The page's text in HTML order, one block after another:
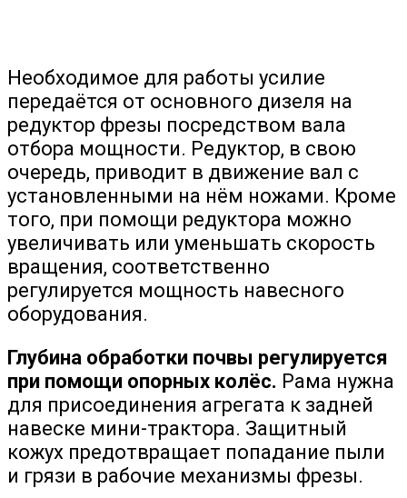
Необходимое для работы усилие
передаётся от основного дизеля на
редуктор фрезы посредством вала
отбора мощности. Редуктор, в свою
очередь, приводит в движение вал с
установленными на нём ножами. Кроме
того, при помощи редуктора можно
увеличивать или уменьшать скорость
вращения, соответственно
регулируется мощность навесного
оборудования.
Глубина обработки почвы регулируется
при помощи опорных колёс. Рама нужна
для присоединения агрегата к задней
навеске мини-трактора. Защитный
кожух предотвращает попадание пыли
и грязи в рабочие механизмы фрезы.